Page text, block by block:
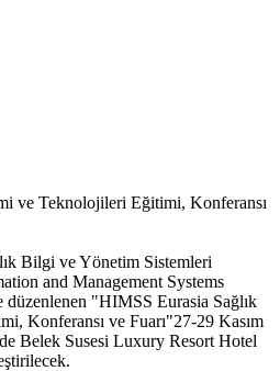
ve Teknolojileri Eğitimi, Konferansı
Bilgi ve Yönetim Sistemleri
and Management Systems
"HIMSS Eurasia Sağlık
Konferansı ve Fuarı"27-29 Kasım
Belek Susesi Luxury Resort Hotel